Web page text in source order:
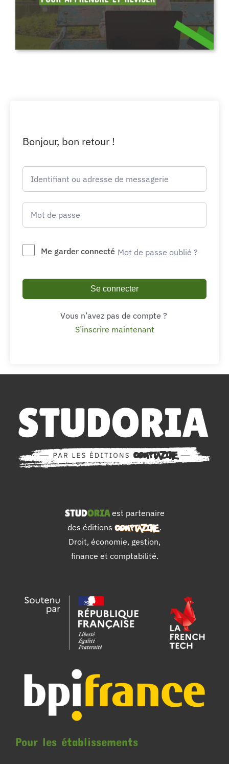
Bonjour, bon retour !
Me garder connecté Mot de passe oublié ?
Se connecter
Vous n’avez pas de compte ?
S’inscrire maintenant
est partenaire
des éditions
.
Droit, économie, gestion,
finance et comptabilité.
Pour les établissements